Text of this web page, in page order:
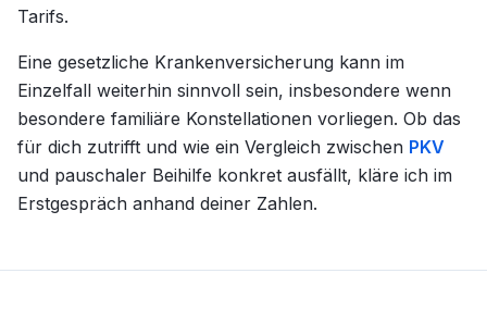
Tarifs.
Eine gesetzliche Krankenversicherung kann im
Einzelfall weiterhin sinnvoll sein, insbesondere wenn
besondere familiäre Konstellationen vorliegen. Ob das
für dich zutrifft und wie ein Vergleich zwischen PKV
und pauschaler Beihilfe konkret ausfällt, kläre ich im
Erstgespräch anhand deiner Zahlen.